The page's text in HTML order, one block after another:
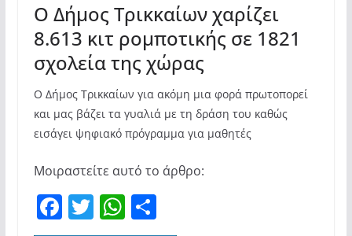
O Δήμος Τρικκαίων χαρίζει
8.613 κιτ ρομποτικής σε 1821
σχολεία της χώρας
O Δήμος Τρικκαίων για ακόμη μια φορά πρωτοπορεί
και μας βάζει τα γυαλιά με τη δράση του καθώς
εισάγει ψηφιακό πρόγραμμα για μαθητές
Μοιραστείτε αυτό το άρθρο:
F T W Μ